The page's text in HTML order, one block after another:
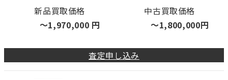
新品買取価格
〜1,970,000 円
中古買取価格
〜1,800,000円
査定申し込み